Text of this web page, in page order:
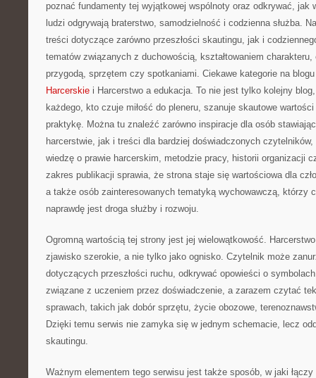
poznać fundamenty tej wyjątkowej wspólnoty oraz odkrywać, jak
ludzi odgrywają braterstwo, samodzielność i codzienna służba.
treści dotyczące zarówno przeszłości skautingu, jak i
tematów związanych z duchowością, kształtowaniem
przygodą, sprzętem czy spotkaniami. Ciekawe kategorie na
Harcerskie i Harcerstwo a edukacja. To nie jest tylko kolejny
każdego, kto czuje miłość do pleneru, szanuje skautowe
praktykę. Można tu znaleźć zarówno inspiracje dla osób
harcerstwie, jak i treści dla bardziej doświadczonych czytelników,
wiedzę o prawie harcerskim, metodzie pracy, historii organizacji
zakres publikacji sprawia, że strona staje się wartościowa dla
a także osób zainteresowanych tematyką wychowawczą, którzy
naprawdę jest droga służby i rozwoju.
Ogromną wartością tej strony jest jej wielowątkowość.
zjawisko szerokie, a nie tylko jako ognisko. Czytelnik może
dotyczących przeszłości ruchu, odkrywać opowieści o
związane z uczeniem przez doświadczenie, a zarazem czytać
sprawach, takich jak dobór sprzętu, życie obozowe,
Dzięki temu serwis nie zamyka się w jednym schemacie, lecz
skautingu.
Ważnym elementem tego serwisu jest także sposób, w jaki